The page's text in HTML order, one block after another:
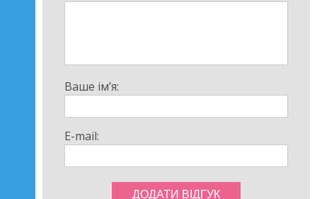
Ваше ім’я:
E-mail: